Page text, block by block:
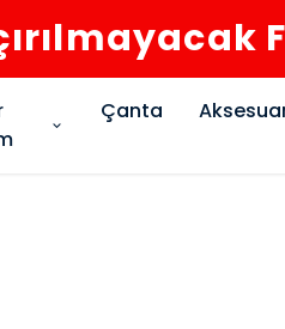
Çanta